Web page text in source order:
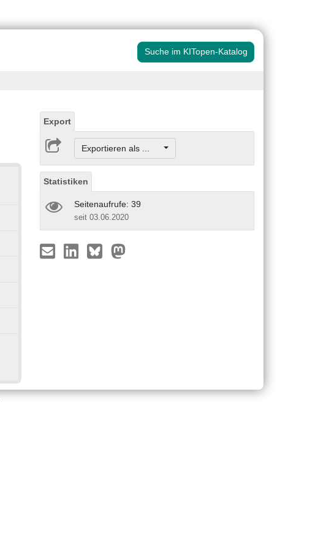
Suche im KITopen-Katalog
Export
Exportieren als ...
Statistiken
Seitenaufrufe: 39
seit 03.06.2020